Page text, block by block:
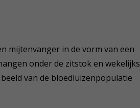
mijtenvanger in de vorm van een
onder de zitstok en wekelijks
van de bloedluizenpopulatie